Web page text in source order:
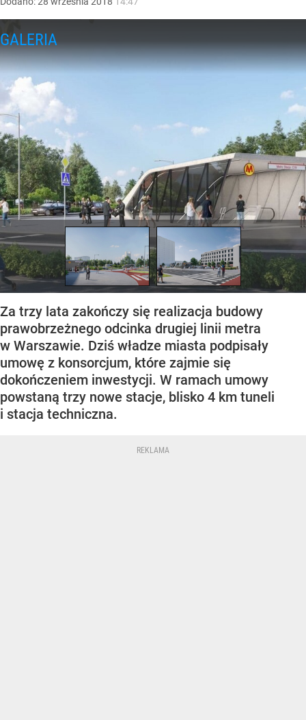
Za trzy lata zakończy się realizacja budowy
prawobrzeżnego odcinka drugiej linii metra
w Warszawie. Dziś władze miasta podpisały
umowę z konsorcjum, które zajmie się
dokończeniem inwestycji. W ramach umowy
powstaną trzy nowe stacje, blisko 4 km tuneli
i stacja techniczna.